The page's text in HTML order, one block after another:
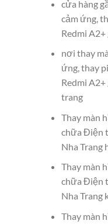
cửa hàng
cảm ứng,
Redmi
nơi thay
ứng, thay
Redmi
trang
Thay màn
chữa Điện
Nha Trang
Thay màn
chữa Điện
Nha Trang
Thay màn